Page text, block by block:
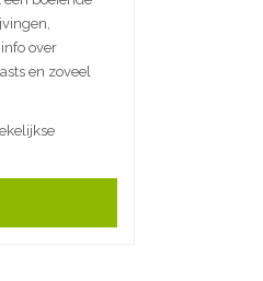
over
en zoveel